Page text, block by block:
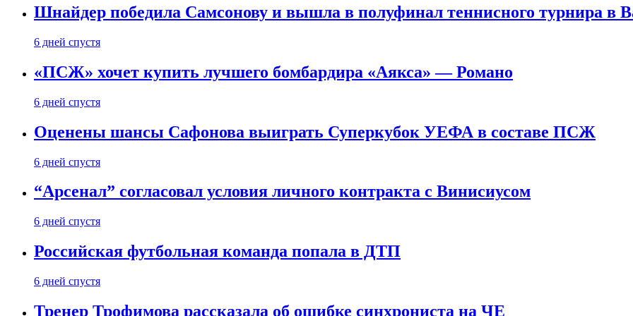
Шнайдер победила Самсонову и вышла в полуфинал теннисного турнира в
6 дней спустя
«ПСЖ» хочет купить лучшего бомбардира «Аякса» — Романо
6 дней спустя
Оценены шансы Сафонова выиграть Суперкубок УЕФА в составе ПСЖ
6 дней спустя
“Арсенал” согласовал условия личного контракта с Винисиусом
6 дней спустя
Российская футбольная команда попала в ДТП
6 дней спустя
Тренер Трофимова рассказала об ошибке синхрониста на ЧЕ